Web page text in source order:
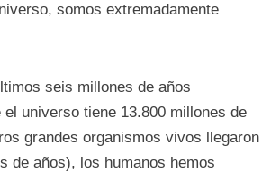
somos extremadamente
seis millones de años
el universo tiene 13.800 millones de
grandes organismos vivos llegaron
de años), los humanos hemos